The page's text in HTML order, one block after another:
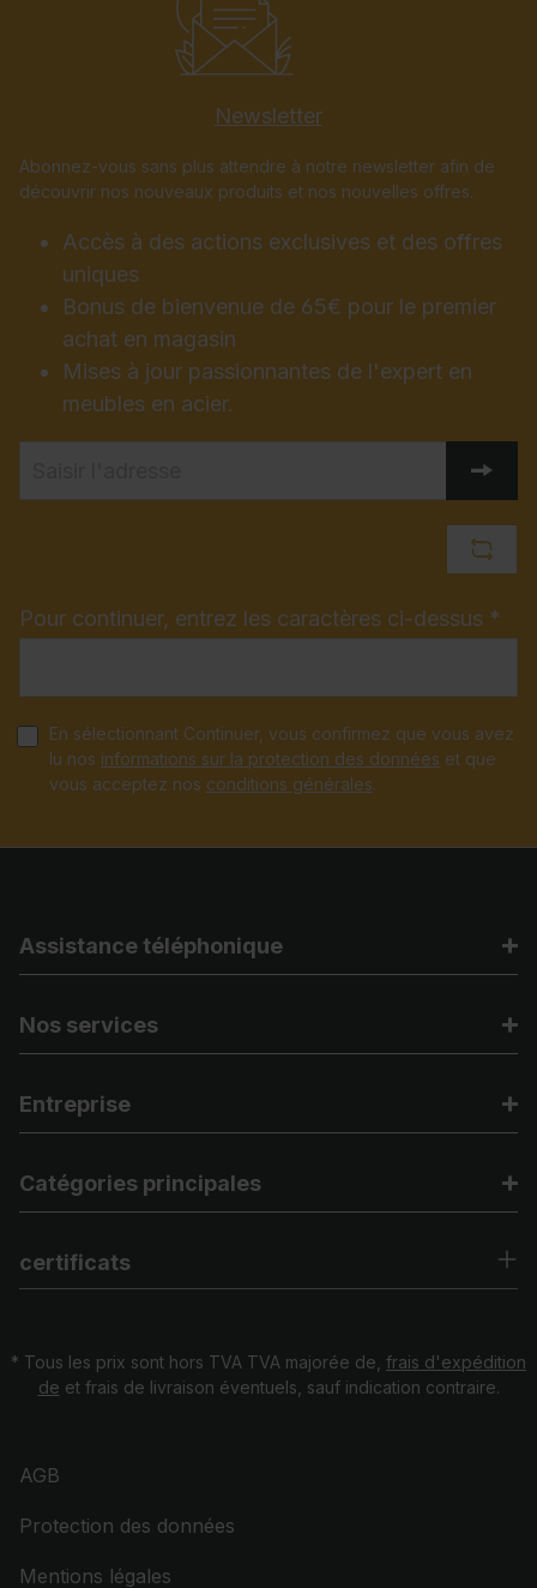
Newsletter
Abonnez-vous sans plus attendre à notre newsletter afin de
découvrir nos nouveaux produits et nos nouvelles offres.
Accès à des actions exclusives et des offres
uniques
Bonus de bienvenue de 65€ pour le premier
achat en magasin
Mises à jour passionnantes de l'expert en
meubles en acier.
Pour continuer, entrez les caractères ci-dessus *
En sélectionnant Continuer, vous confirmez que vous avez
lu nos informations sur la protection des données et que
vous acceptez nos conditions générales.
Assistance téléphonique
Nos services
Entreprise
Catégories principales
certificats
* Tous les prix sont hors TVA TVA majorée de, frais d'expédition
de et frais de livraison éventuels, sauf indication contraire.
AGB
Protection des données
Mentions légales